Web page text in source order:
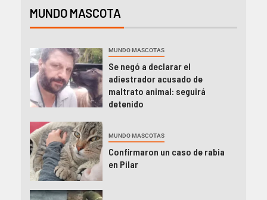
MUNDO MASCOTA
MUNDO MASCOTAS
Se negó a declarar el
adiestrador acusado de
maltrato animal: seguirá
detenido
MUNDO MASCOTAS
Confirmaron un caso de rabia
en Pilar